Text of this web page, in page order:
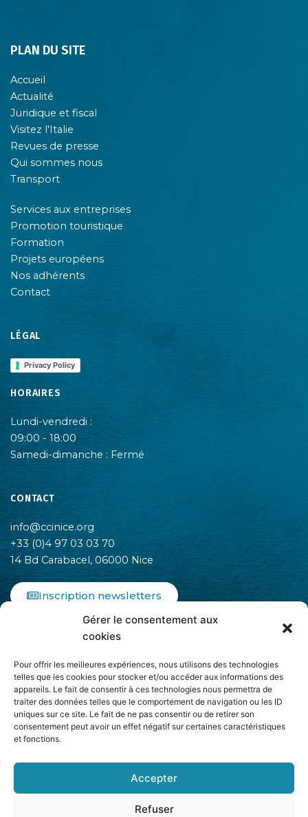
Gérer le consentement aux
cookies
Pour offrir les meilleures expériences, nous utilisons des technologies
telles que les cookies pour stocker et/ou accéder aux informations des
appareils. Le fait de consentir à ces technologies nous permettra de
traiter des données telles que le comportement de navigation ou les ID
uniques sur ce site. Le fait de ne pas consentir ou de retirer son
consentement peut avoir un effet négatif sur certaines caractéristiques
et fonctions.
Accepter
Refuser
PLAN DU SITE
Accueil
Actualité
Juridique et fiscal
Visitez l'Italie
Revues de presse
Qui sommes nous
Transport
Services aux entreprises
Promotion touristique
Formation
Projets européens
Nos adhérents
Contact
LÉGAL
Privacy Policy
HORAIRES
Lundi-vendredi :
09:00 - 18:00
Samedi-dimanche : Fermé
CONTACT
info@ccinice.org
+33 (0)4 97 03 03 70
14 Bd Carabacel, 06000 Nice
Inscription newsletters
e
b
o
o
k
-
t
a
g
r
a
m
L
i
k
e
d
i
n
n